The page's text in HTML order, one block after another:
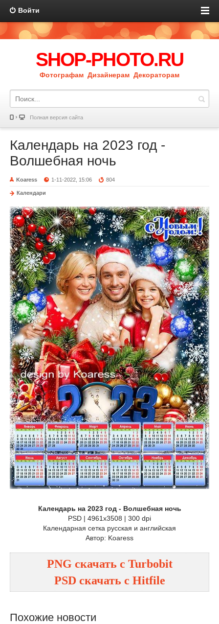
Войти
SHOP-PHOTO.RU
Фотографам Дизайнерам Декораторам
Полная версия сайта
Календарь на 2023 год -
Волшебная ночь
Koaress 1-11-2022, 15:06 804
Календари
Календарь на 2023 год - Волшебная ночь
PSD | 4961x3508 | 300 dpi
Календарная сетка русская и английская
Автор: Koaress
PNG cкачать с Turbobit
PSDcкачать с Hitfile
Похожие новости